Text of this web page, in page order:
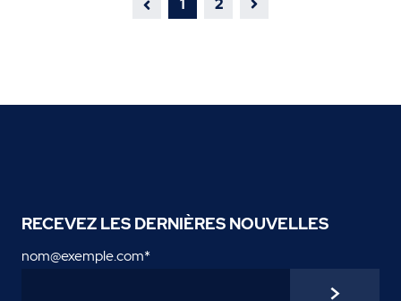
1 2
RECEVEZ LES DERNIÈRES NOUVELLES
nom@exemple.com*